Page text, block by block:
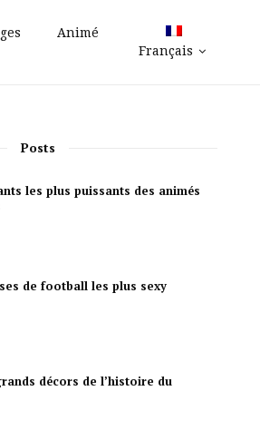
Animé
Français
Posts
les plus puissants des animés
de football les plus sexy
décors de l’histoire du